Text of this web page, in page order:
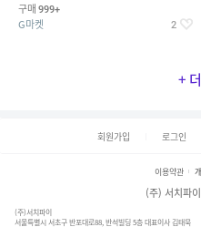
구매 999+
G마켓 2
+
회원가입 로그인
이용약관
(주) 서치파
(주)서치파이
서울특별시 서초구 반포대로88, 반석빌딩 5층 대표이사 김태묵